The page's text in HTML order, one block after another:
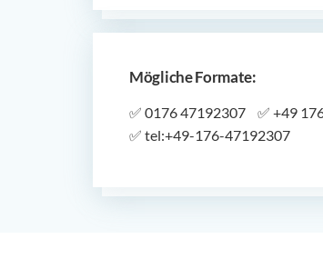
Mögliche Formate:
✅ 0176 47192307 ✅ +49
✅ tel:+49-176-47192307